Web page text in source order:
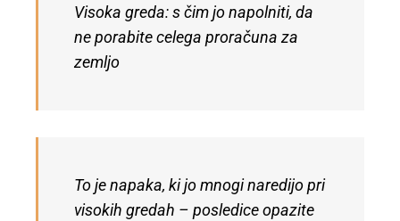
Visoka greda: s čim jo napolniti, da
ne porabite celega proračuna za
zemljo
To je napaka, ki jo mnogi naredijo pri
visokih gredah – posledice opazite